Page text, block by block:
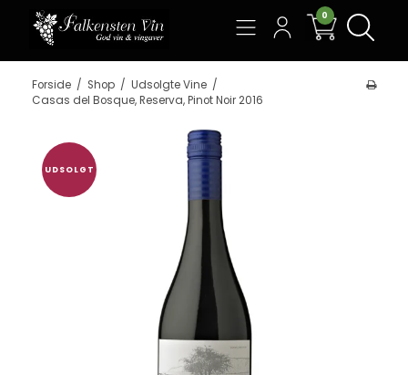
0
Forside / Shop / Udsolgte Vine /
Casas del Bosque, Reserva, Pinot Noir 2016
UDSOLGT